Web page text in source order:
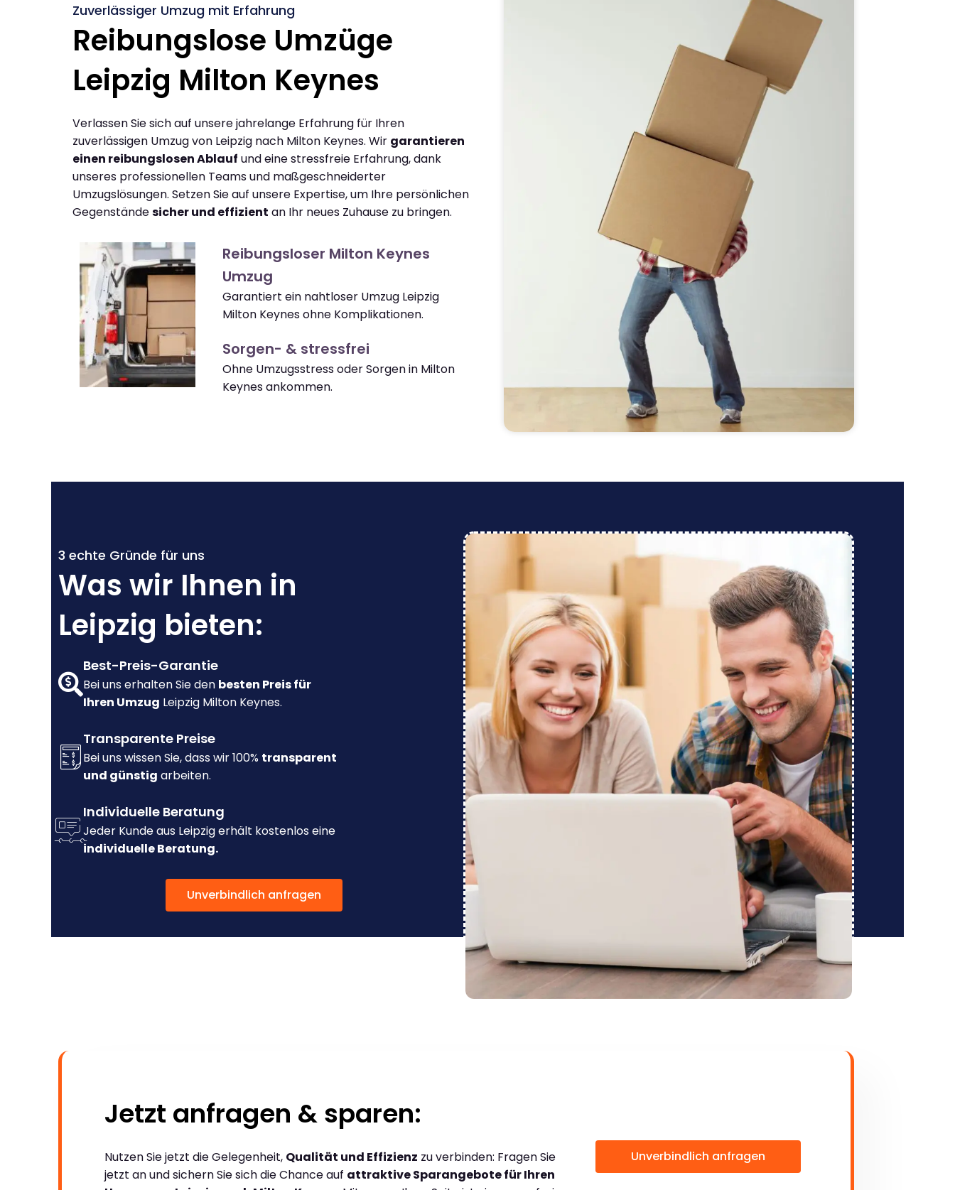
Zuverlässiger Umzug mit Erfahrung
Reibungslose Umzüge
Leipzig Milton Keynes
Verlassen Sie sich auf unsere jahrelange Erfahrung für Ihren
zuverlässigen Umzug von Leipzig nach Milton Keynes. Wir garantieren
einen reibungslosen Ablauf und eine stressfreie Erfahrung, dank
unseres professionellen Teams und maßgeschneiderter
Umzugslösungen. Setzen Sie auf unsere Expertise, um Ihre persönlichen
Gegenständesicher und effizient an Ihr neues Zuhause zu bringen.
Reibungsloser Milton Keynes
Umzug
Garantiert ein nahtloser Umzug Leipzig
Milton Keynes ohne Komplikationen.
Sorgen- & stressfrei
Ohne Umzugsstress oder Sorgen in Milton
Keynes ankommen.
3 echte Gründe für uns
Was wir Ihnen in
Leipzig bieten:
Best-Preis-Garantie
Bei uns erhalten Sie den besten Preis für
Ihren Umzug Leipzig Milton Keynes.
Transparente Preise
Bei uns wissen Sie, dass wir 100% transparent
und günstig arbeiten.
Individuelle Beratung
Jeder Kunde aus Leipzig erhält kostenlos eine
individuelle Beratung.
Unverbindlich anfragen
Jetzt anfragen & sparen:
Nutzen Sie jetzt die Gelegenheit, Qualität und Effizienz zu verbinden: Fragen Sie
jetzt an und sichern Sie sich die Chance auf attraktive Sparangebote für Ihren
Unverbindlich anfragen